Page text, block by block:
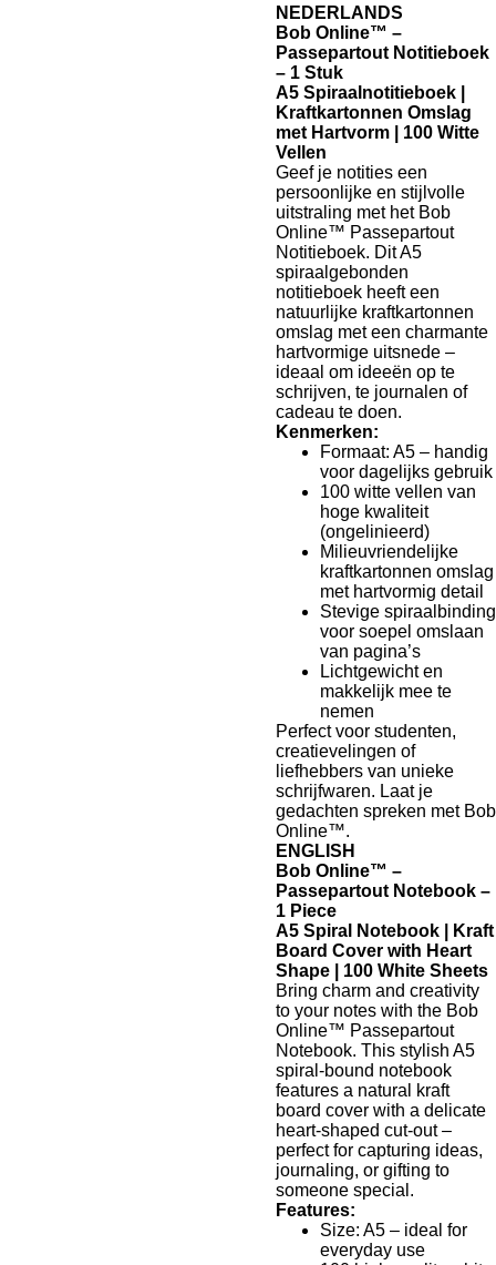
NEDERLANDS
Bob Online™ –
Passepartout Notitieboek
– 1 Stuk
A5 Spiraalnotitieboek |
Kraftkartonnen Omslag
met Hartvorm | 100 Witte
Vellen
Geef je notities een
persoonlijke en stijlvolle
uitstraling met het Bob
Online™ Passepartout
Notitieboek. Dit A5
spiraalgebonden
notitieboek heeft een
natuurlijke kraftkartonnen
omslag met een charmante
hartvormige uitsnede –
ideaal om ideeën op te
schrijven, te journalen of
cadeau te doen.
Kenmerken:
Formaat: A5 – handig
voor dagelijks gebruik
100 witte vellen van
hoge kwaliteit
(ongelinieerd)
Milieuvriendelijke
kraftkartonnen omslag
met hartvormig detail
Stevige spiraalbinding
voor soepel omslaan
van pagina’s
Lichtgewicht en
makkelijk mee te
nemen
Perfect voor studenten,
creatievelingen of
liefhebbers van unieke
schrijfwaren. Laat je
gedachten spreken met Bob
Online™.
ENGLISH
Bob Online™ –
Passepartout Notebook –
1 Piece
A5 Spiral Notebook | Kraft
Board Cover with Heart
Shape | 100 White Sheets
Bring charm and creativity
to your notes with the Bob
Online™ Passepartout
Notebook. This stylish A5
spiral-bound notebook
features a natural kraft
board cover with a delicate
heart-shaped cut-out –
perfect for capturing ideas,
journaling, or gifting to
someone special.
Features:
Size: A5 – ideal for
everyday use